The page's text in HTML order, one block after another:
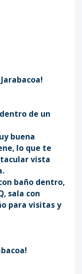
de un
buena
lo que te
vista
baño dentro,
sala con
para visitas y